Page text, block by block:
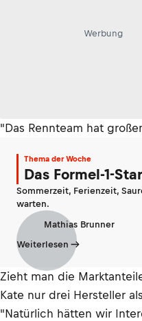
Werbung
"Das Rennteam hat
Thema der Woche
Das Formel-1-
Sommerzeit, Ferienzeit,
warten.
Mathias Brunner
Weiterlesen
Zieht man die
Kate nur drei Hersteller
"Natürlich hätten wir